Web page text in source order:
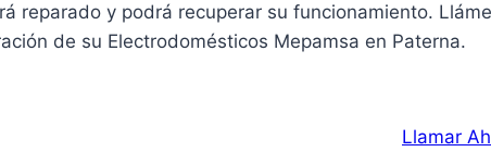
reparado y podrá recuperar su funcionamiento.
de su Electrodomésticos Mepamsa en Paterna.
Llamar